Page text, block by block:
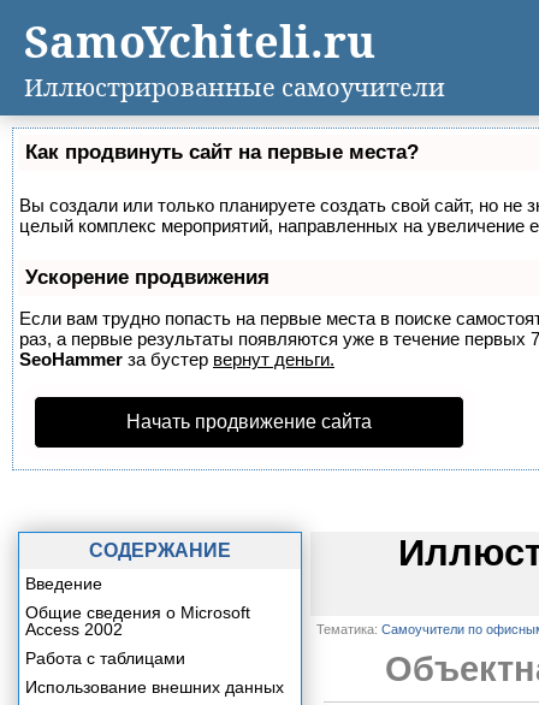
Как продвинуть сайт на первые места?
Вы создали или только планируете создать свой сайт, но не
целый комплекс мероприятий, направленных на увеличение
Ускорение продвижения
Если вам трудно попасть на первые места в поиске
раз, а первые результаты появляются уже в течение первых
SeoHammer за бустер вернут деньги.
Начать продвижение сайта
Тематика: Самоучители по
СОДЕРЖАНИЕ
Введение
Общие сведения о Microsoft
Access 2002
Работа с таблицами
Использование внешних данных
SamoYchiteli.ru
Иллюстрированные самоучители